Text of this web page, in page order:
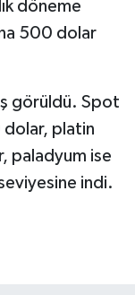
döneme
500 dolar
görüldü. Spot
dolar, platin
paladyum ise
indi.